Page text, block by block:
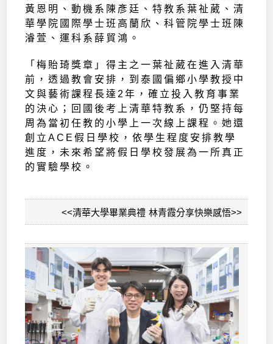
黃恩明、動機系陳彥廷、特教系葉祉葳、清
華學院國際學士班高蘭欣、科管院學士班陳
濬萱、運科系薛貿鴻。
「梅貽琦獎章」得主之一葉祉葳在進入清華
前，透過教會安排，到泰國偏鄉小學教授中
文與藝術課程長達2年，確立投入教育事業
的決心；回國後考上清華特教系，仍堅持每
周為當初任教的小學上一次線上課程。她還
創立ACE假日學校，依學生程度安排教學
進度，未來希望將假日學校發展為一所真正
的實驗學校。
<<清華大學畢業典禮 林青霞分享快樂感悟>>